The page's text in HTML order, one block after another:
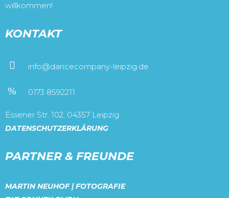
willkommen!
KONTAKT
info@dancecompany-leipzig.de
0173 8592211
Essener Str. 102, 04357 Leipzig
DATENSCHUTZERKLÄRUNG
PARTNER & FREUNDE
MARTIN NEUHOF | FOTOGRAFIE